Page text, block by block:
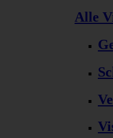
Alle